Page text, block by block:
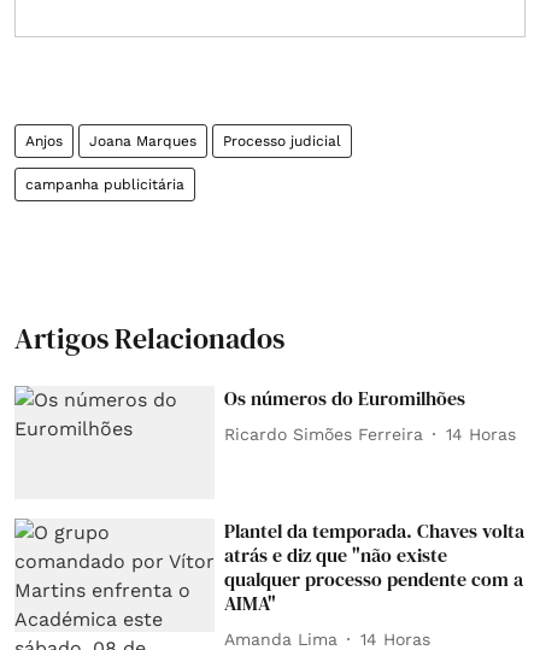
Anjos Joana Marques Processo judicial
campanha publicitária
Artigos Relacionados
Os números do Euromilhões
Ricardo Simões Ferreira 14 Horas
Plantel da temporada. Chaves volta
atrás e diz que "não existe
qualquer processo pendente com a
AIMA"
Amanda Lima 14 Horas